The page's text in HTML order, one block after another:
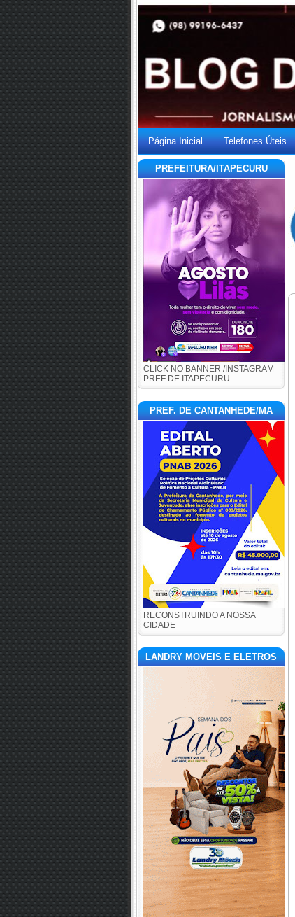
Página Inicial Telefones Úteis
PREFEITURA/ITAPECURU
CLICK NO BANNER /INSTAGRAM
PREF DE ITAPECURU
PREF. DE CANTANHEDE/MA
RECONSTRUINDO A NOSSA
CIDADE
LANDRY MOVEIS E ELETROS